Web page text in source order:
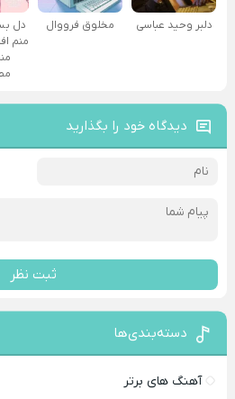
دلبر وحید عباسی مخلوق فرووال
دل
منم
دیدگاه خود را بگذارید
ثبت نظر
دسته‌بندی‌ها
آهنگ های برتر